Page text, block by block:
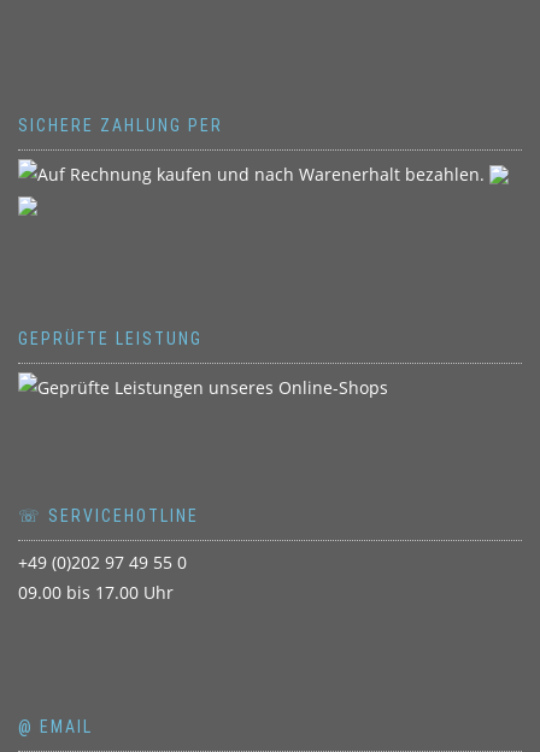
SICHERE ZAHLUNG PER
GEPRÜFTE LEISTUNG
☏ SERVICEHOTLINE
+49 (0)202 97 49 55 0
09.00 bis 17.00 Uhr
@ EMAIL